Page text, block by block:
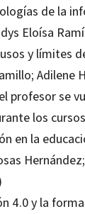
de la
Eloísa
y límites
Adilene
profesor se
los
en la
4.0 y la